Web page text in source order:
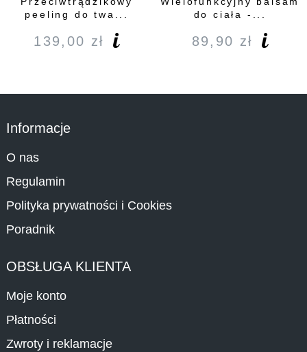
peeling do twa...
139,00 zł
do ciała -...
89,90 zł
Informacje
O nas
Regulamin
Polityka prywatności i Cookies
Poradnik
OBSŁUGA KLIENTA
Moje konto
Płatności
Zwroty i reklamacje